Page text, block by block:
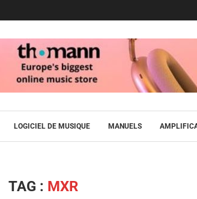
LOGICIEL DE MUSIQUE MANUELS
TAG : MXR